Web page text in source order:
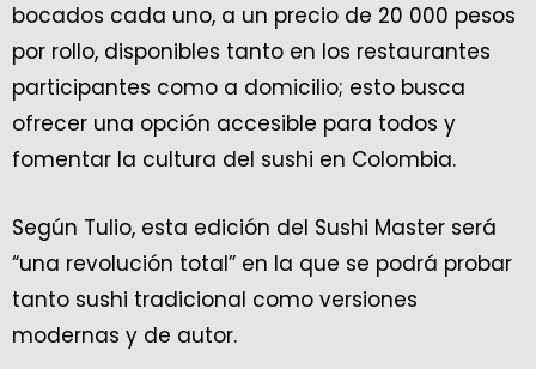
bocados cada uno, a un precio de 20 000 pesos
por rollo, disponibles tanto en los restaurantes
participantes como a domicilio; esto busca
ofrecer una opción accesible para todos y
fomentar la cultura del sushi en Colombia.
Según Tulio, esta edición del Sushi Master será
“una revolución total” en la que se podrá probar
tanto sushi tradicional como versiones
modernas y de autor.